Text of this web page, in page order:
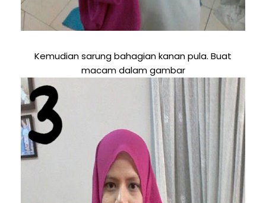
Kemudian sarung bahagian kanan pula. Buat
macam dalam gambar